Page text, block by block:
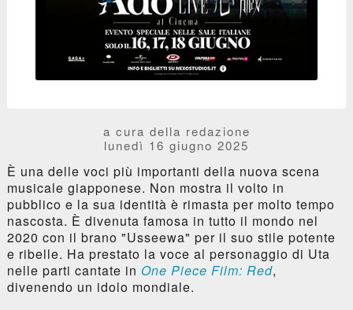
a cura della redazione
lunedì 16 giugno 2025
È una delle voci più importanti della nuova scena
musicale giapponese. Non mostra il volto in
pubblico e la sua identità è rimasta per molto tempo
nascosta. È divenuta famosa in tutto il mondo nel
2020 con il brano "Usseewa" per il suo stile potente
e ribelle. Ha prestato la voce al personaggio di Uta
nelle parti cantate in One Piece Film: Red,
divenendo un idolo mondiale.